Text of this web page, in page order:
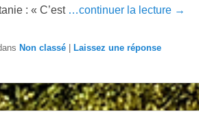
: « C’est …continuer la lecture →
Non classé Laissez une réponse